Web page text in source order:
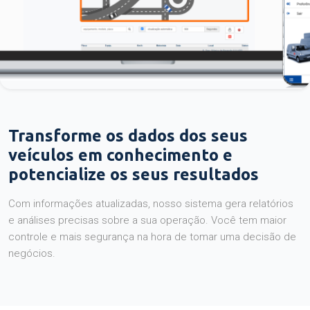
Transforme os dados dos seus
veículos em conhecimento e
potencialize os seus resultados
Com informações atualizadas, nosso sistema gera relatórios
e análises precisas sobre a sua operação. Você tem maior
controle e mais segurança na hora de tomar uma decisão de
negócios.